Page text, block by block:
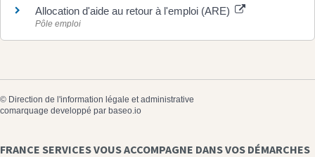
Allocation d'aide au retour à l'emploi (ARE)
Pôle emploi
© Direction de l'information légale et administrative
comarquage developpé par baseo.io
FRANCE SERVICES VOUS ACCOMPAGNE DANS VOS DÉMARCHES